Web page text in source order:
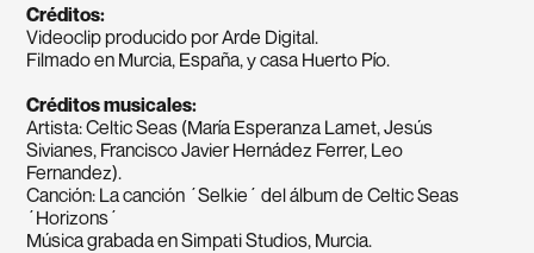
Créditos:
Videoclip producido por Arde Digital.
Filmado en Murcia, España, y casa Huerto Pío.
Créditos musicales:
Artista: Celtic Seas (María Esperanza Lamet, Jesús
Sivianes, Francisco Javier Hernádez Ferrer, Leo
Fernandez).
Canción: La canción ´Selkie´ del álbum de Celtic Seas
´Horizons´
Música grabada en Simpati Studios, Murcia.